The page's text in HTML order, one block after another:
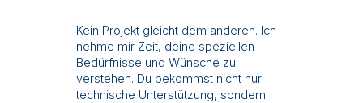
Kein Projekt gleicht dem anderen. Ich
nehme mir Zeit, deine speziellen
Bedürfnisse und Wünsche zu
verstehen. Du bekommst nicht nur
technische Unterstützung, sondern